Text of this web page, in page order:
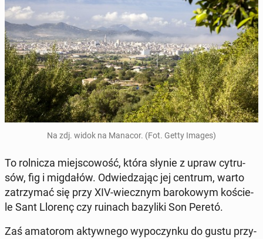
Na zdj. widok na Manacor. (Fot. Getty Images)
To rol­ni­cza miej­sco­wość, która słynie z upraw cy­tru­
sów, fig i mig­da­łów. Od­wie­dza­jąc jej centrum, warto
za­trzy­mać się przy XIV-wiecz­nym ba­ro­ko­wym ko­ście­
le Sant Llorenç czy ruinach ba­zy­li­ki Son Peretó.
Zaś ama­to­rom ak­tyw­ne­go wy­po­czyn­ku do gustu przy­